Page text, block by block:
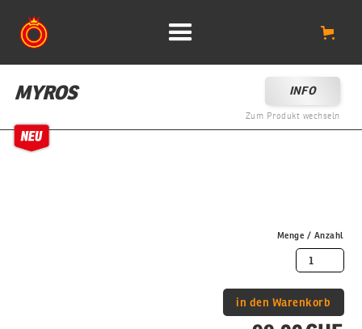
MYROS INFO
Zum Produkt wechseln
Menge / Anzahl